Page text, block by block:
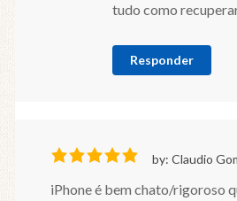
tudo como
Responder
by: Claudio
iPhone é bem chato/rigoroso